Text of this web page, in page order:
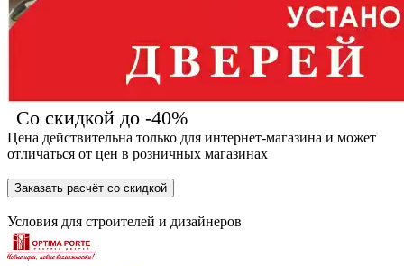
Со скидкой до -40%
Цена действительна только для интернет-магазина и может
отличаться от цен в розничных магазинах
Заказать расчёт со скидкой
Условия для строителей и дизайнеров